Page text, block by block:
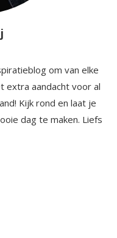
om van elke
extra aandacht voor al
Kijk rond en laat je
dag te maken. Liefs